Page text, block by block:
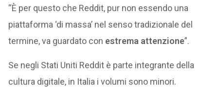
“È per questo che Reddit, pur non essendo una
piattaforma ‘di massa’ nel senso tradizionale del
termine, va guardato con estrema attenzione”.
Se negli Stati Uniti Reddit è parte integrante della
cultura digitale, in Italia i volumi sono minori.